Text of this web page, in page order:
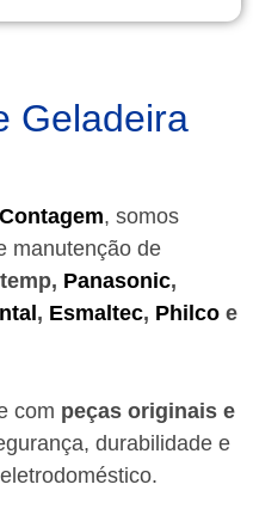
Geladeira
, somos
manutenção de
Panasonic,
, Esmaltec, Philco e
com peças originais e
durabilidade e